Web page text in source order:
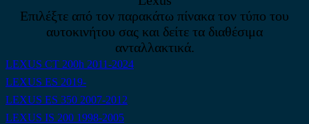
Επιλέξτε από τον παρακάτω πίνακα τον τύπο του
αυτοκινήτου σας και δείτε τα διαθέσιμα
ανταλλακτικά.
LEXUS CT 200h 2011-2024
LEXUS ES 2019-
LEXUS ES 350 2007-2012
LEXUS IS 200 1998-2005